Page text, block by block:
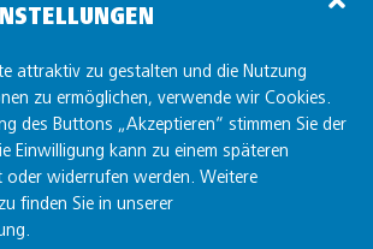
attraktiv zu gestalten und die Nutzung
zu ermöglichen, verwende wir Cookies.
des Buttons „Akzeptieren“ stimmen Sie der
Einwilligung kann zu einem späteren
oder widerrufen werden. Weitere
finden Sie in unserer